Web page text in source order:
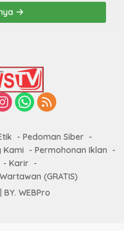
Pedoman Siber
Kami
Permohonan Iklan
Karir
(GRATIS)
WEBPro